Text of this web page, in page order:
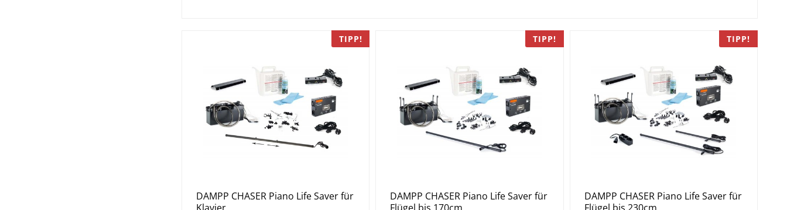
TIPP!
DAMPP CHASER Piano Life Saver für
TIPP!
DAMPP CHASER Piano Life Saver für
TIPP!
DAMPP CHASER Piano Life Saver für